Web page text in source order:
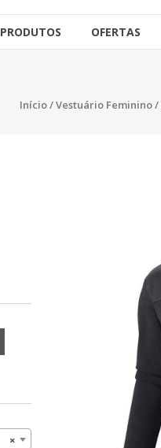
PRODUTOS OFERTAS
Início/Vestuário Feminino/
×